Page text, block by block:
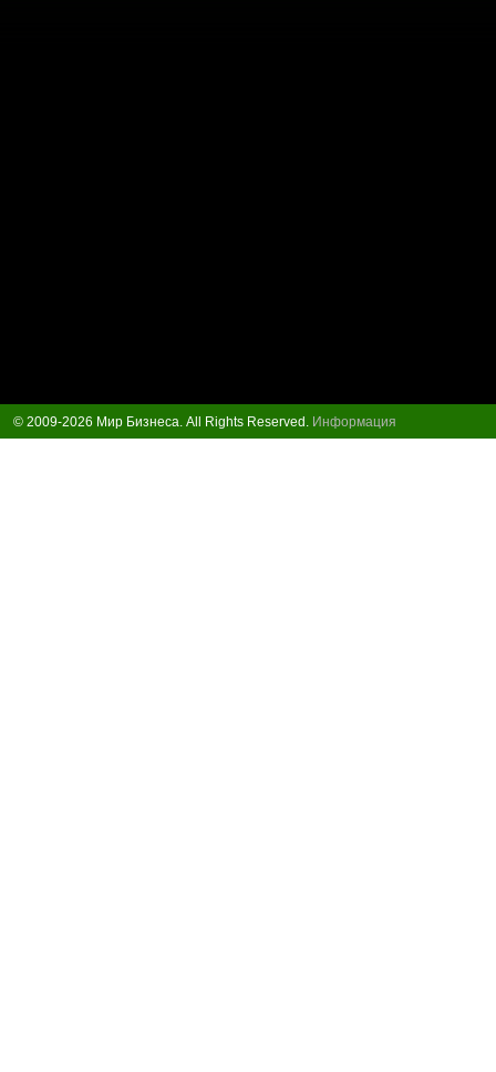
© 2009-2026 Мир Бизнеса. All Rights Reserved. Информация